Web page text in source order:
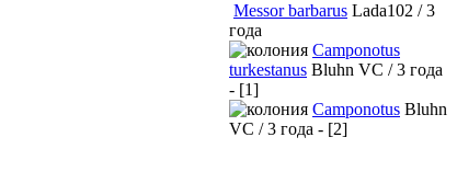
Messor barbarus Lada102 / 3
года
Camponotus
turkestanus Bluhn VC / 3 года
- [1]
Camponotus Bluhn
VC / 3 года - [2]